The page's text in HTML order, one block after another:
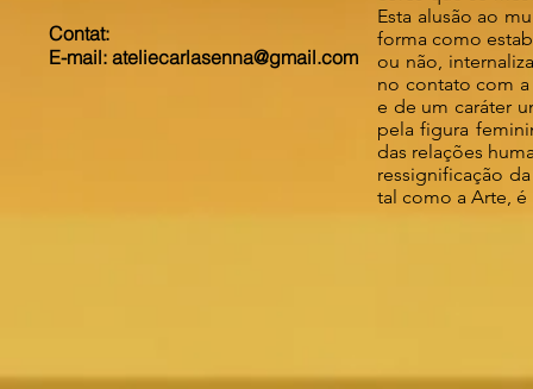
Esta alusão ao
forma como
ou não,
no contato com a
e de um caráter
pela figura
das relações
ressignificação
tal como a Arte,
Contat:
E-mail: ateliecarlasenna@gmail.com